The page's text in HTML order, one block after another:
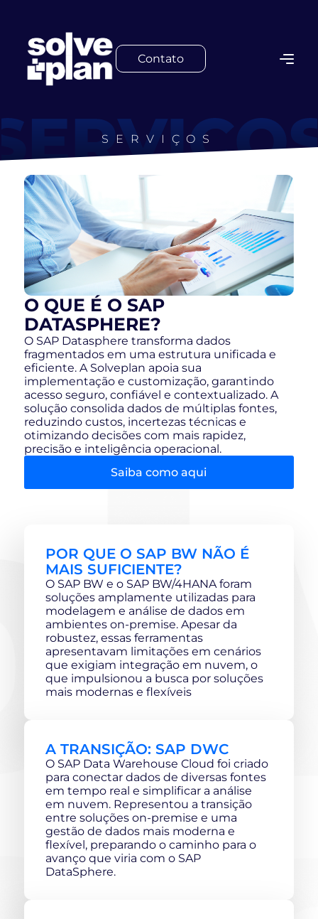
Contato
SERVIÇOS
O QUE É O SAP
DATASPHERE?
O SAP Datasphere transforma dados
fragmentados em uma estrutura unificada e
eficiente. A Solveplan apoia sua
implementação e customização, garantindo
acesso seguro, confiável e contextualizado. A
solução consolida dados de múltiplas fontes,
reduzindo custos, incertezas técnicas e
otimizando decisões com mais rapidez,
precisão e inteligência operacional.
Saiba como aqui
POR QUE O SAP BW NÃO É
MAIS SUFICIENTE?
O SAP BW e o SAP BW/4HANA foram
soluções amplamente utilizadas para
modelagem e análise de dados em
ambientes on-premise. Apesar da
robustez, essas ferramentas
apresentavam limitações em cenários
que exigiam integração em nuvem, o
que impulsionou a busca por soluções
mais modernas e flexíveis
A TRANSIÇÃO: SAP DWC
O SAP Data Warehouse Cloud foi criado
para conectar dados de diversas fontes
em tempo real e simplificar a análise
em nuvem. Representou a transição
entre soluções on-premise e uma
gestão de dados mais moderna e
flexível, preparando o caminho para o
avanço que viria com o SAP
DataSphere.